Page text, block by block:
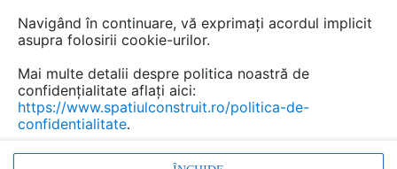
Navigând în continuare, vă exprimați acordul implicit
asupra folosirii cookie-urilor.
Mai multe detalii despre politica noastră de
confidențialitate aflați aici:
https://www.spatiulconstruit.ro/politica-de-
confidentialitate.